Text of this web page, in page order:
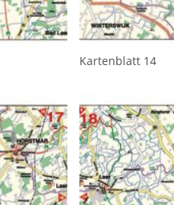
Kartenblatt 14